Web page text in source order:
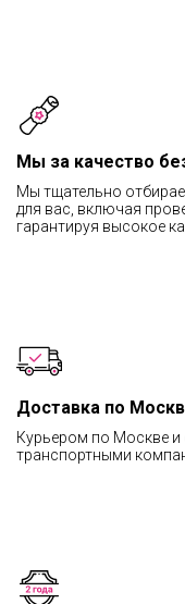
Мы за качество
Мы тщательно
для вас, включая
гарантируя высокое
Доставка по
Курьером по Москве и
транспортными